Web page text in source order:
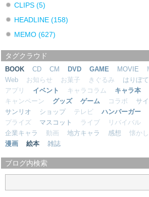
CLIPS(5)
HEADLINE(158)
MEMO(627)
タグクラウド
BOOK CD CM DVD GAME MOVIE
Web
お知らせ お菓子 きぐるみ はりぼて
アプリ
イベント キャラコラム キャラ本
キャンペーン
グッズ ゲーム コラボ サ
サンリオ
ショップ テレビ ハンバーガー
プライズ
マスコット ライブ リバイバル
企業キャラ
動画 地方キャラ 感想 懐かし
漫画
絵本 雑誌
ブログ内検索